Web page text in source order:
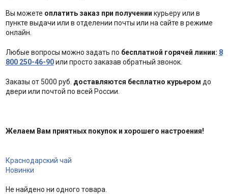
Вы можете оплатить заказ при получении курьеру или в
пункте выдачи или в отделении почты или на сайте в режиме
онлайн.
Любые вопросы можно задать по бесплатной горячей линии: 8
800 250-46-90или просто заказав обратный звонок.
Заказы от 5000 руб. доставляются бесплатно курьером до
двери или почтой по всей России.
Желаем Вам приятных покупок и хорошего настроения!
Краснодарский чай
Новинки
Не найдено ни одного товара.